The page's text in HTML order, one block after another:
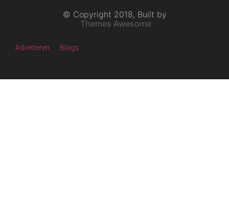
© Copyright 2018, Built by
Themes Awesome
Adverteren Blogs